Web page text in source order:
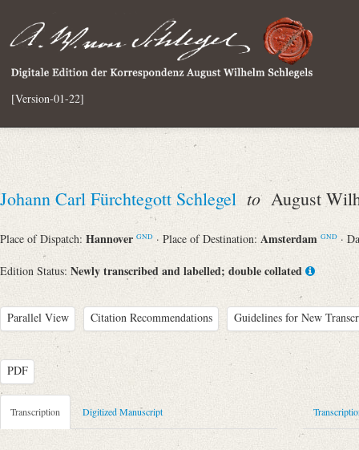
[Version-01-22]
Johann Carl Fürchtegott Schlegel toAugust
Place of Dispatch: Hannover GND · Place of Destination: Amsterdam GND ·
Edition Status: Newly transcribed and labelled; double collated
Parallel View Citation Recommendations Guidelines for New
PDF
Metadata Concerning Header
Sender: Johann Carl Fürchtegott Schlegel
Transcription Digitized Manuscript